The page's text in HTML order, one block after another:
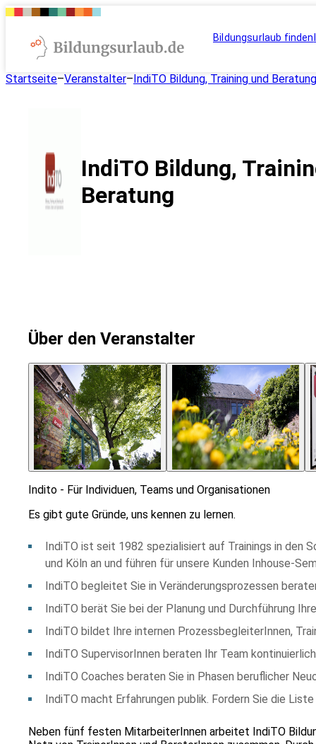
Bildungsurlaub finden
Startseite–Veranstalter–IndiTO Bildung, Training und Beratung
IndiTO Bildung,
Beratung
Über den Veranstalter
Indito - Für Individuen, Teams und Organisationen
Es gibt gute Gründe, uns kennen zu lernen.
IndiTO ist seit 1982 spezialisiert auf Trainings in den
und Köln an und führen für unsere Kunden Inhouse-
IndiTO begleitet Sie in Veränderungsprozessen
IndiTO berät Sie bei der Planung und Durchführung
IndiTO bildet Ihre internen ProzessbegleiterInnen,
IndiTO SupervisorInnen beraten Ihr Team
IndiTO Coaches beraten Sie in Phasen beruflicher
IndiTO macht Erfahrungen publik. Fordern Sie die
Neben fünf festen MitarbeiterInnen arbeitet IndiTO